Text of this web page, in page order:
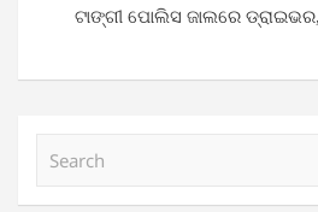
ଟାଙ୍ଗୀ ପୋଲିସ ଜାଲରେ